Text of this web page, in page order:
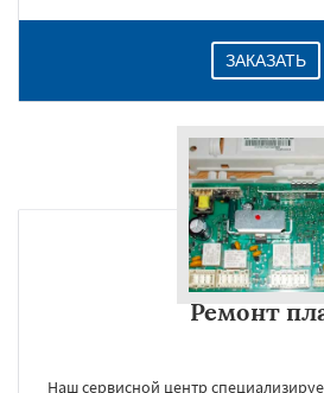
ЗАКАЗАТЬ
Ремонт
Наш сервисной центр